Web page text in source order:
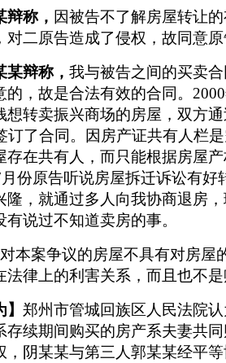
称， 因被告不了解房屋转让
对二原告造成了侵权，故同意原
某辩称， 我与被告之间的买卖
的，故是合法有效的合同。
想转卖振兴商场的房屋，双方
订了合同。因 房产证共有人栏
存在共有人，而只能根据房屋
份原告听说房屋拆迁诉讼有好
隆，就通过多人向我协商退房
说过不知道卖房的事。
本案争议的房屋不具有对房屋
法律上的利害关系，而且也不是
郑州市管城回族区人民法院
存续期间购买的房产系夫妻共
，阴某某与第三人郭某某经平